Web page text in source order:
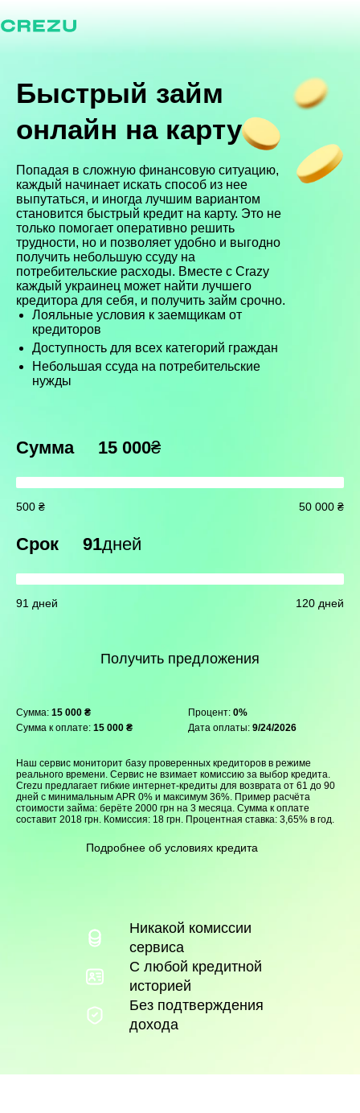
Быстрый займ
онлайн на карту
Попадая в сложную финансовую ситуацию,
каждый начинает искать способ из нее
выпутаться, и иногда лучшим вариантом
становится быстрый кредит на карту. Это не
только помогает оперативно решить
трудности, но и позволяет удобно и выгодно
получить небольшую ссуду на
потребительские расходы. Вместе с Crazy
каждый украинец может найти лучшего
кредитора для себя, и получить займ срочно.
Лояльные условия к заемщикам от
кредиторов
Доступность для всех категорий граждан
Небольшая ссуда на потребительские
нужды
Сумма 15 000₴
500 ₴ 50 000 ₴
Срок 91дней
91 дней 120 дней
Получить предложения
Сумма: 15 000 ₴ Процент: 0%
Сумма к оплате: 15 000 ₴ Дата оплаты: 9/24/2026
Наш сервис мониторит базу проверенных кредиторов в режиме
реального времени. Сервис не взимает комиссию за выбор кредита.
Crezu предлагает гибкие интернет-кредиты для возврата от 61 до 90
дней с минимальным APR 0% и максимум 36%. Пример расчёта
стоимости займа: берёте 2000 грн на 3 месяца. Сумма к оплате
составит 2018 грн. Комиссия: 18 грн. Процентная ставка: 3,65% в год.
Подробнее об условиях кредита
Никакой комиссии
сервиса
С любой кредитной
историей
Без подтверждения
дохода